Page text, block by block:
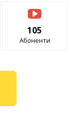
105
Абоненти